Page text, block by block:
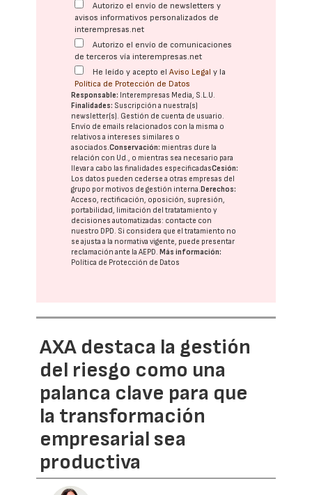
Autorizo el envío de newsletters y
avisos informativos personalizados de
interempresas.net
Autorizo el envío de comunicaciones
de terceros vía interempresas.net
He leído y acepto elAviso Legal y la
Política de Protección de Datos
Responsable: Interempresas Media, S.L.U.
Finalidades: Suscripción a nuestra(s)
newsletter(s). Gestión de cuenta de usuario.
Envío de emails relacionados con la misma o
relativos a intereses similares o
asociados.Conservación: mientras dure la
relación con Ud., o mientras sea necesario para
llevar a cabo las finalidades especificadasCesión:
Los datos pueden cederse a otras empresas del
grupo por motivos de gestión interna. Derechos:
Acceso, rectificación, oposición, supresión,
portabilidad, limitación del tratatamiento y
decisiones automatizadas: contacte con
nuestro DPD. Si considera que el tratamiento no
se ajusta a la normativa vigente, puede presentar
reclamación ante laAEPD. Más información:
Política de Protección de Datos
AXA destaca la gestión
del riesgo como una
palanca clave para que
la transformación
empresarial sea
productiva